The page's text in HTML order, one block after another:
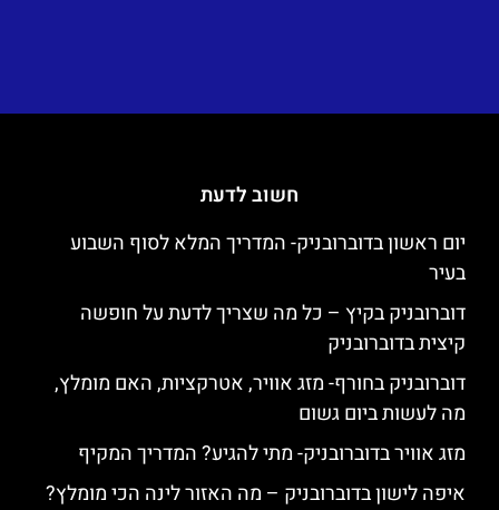
חשוב לדעת
יום ראשון בדוברובניק- המדריך המלא לסוף השבוע
בעיר
דוברובניק בקיץ – כל מה שצריך לדעת על חופשה
קיצית בדוברובניק
דוברובניק בחורף- מזג אוויר, אטרקציות, האם מומלץ,
מה לעשות ביום גשום
מזג אוויר בדוברובניק- מתי להגיע? המדריך המקיף
איפה לישון בדוברובניק – מה האזור לינה הכי מומלץ?